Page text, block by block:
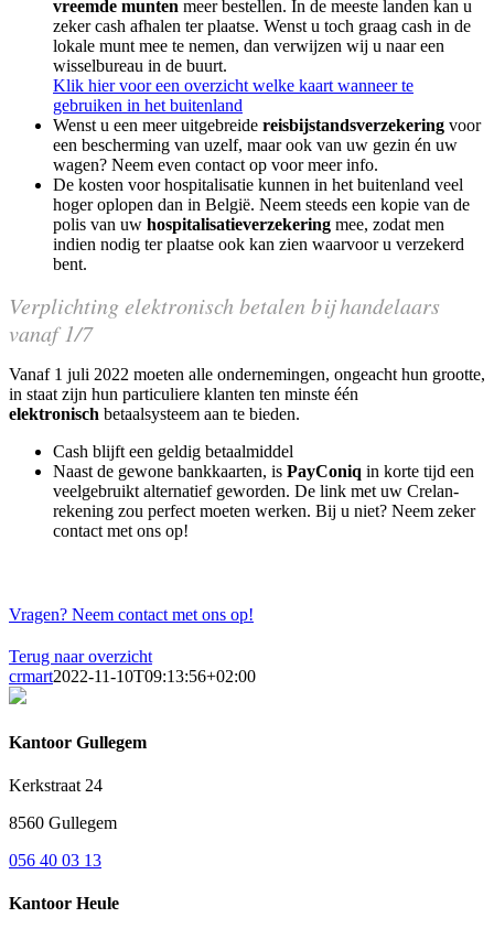
vreemde munten meer bestellen. In de meeste landen kan u
zeker cash afhalen ter plaatse. Wenst u toch graag cash in de
lokale munt mee te nemen, dan verwijzen wij u naar een
wisselbureau in de buurt.
Klik hier voor een overzicht welke kaart wanneer te
gebruiken in het buitenland
Wenst u een meer uitgebreide reisbijstandsverzekering voor
een bescherming van uzelf, maar ook van uw gezin én uw
wagen? Neem even contact op voor meer info.
De kosten voor hospitalisatie kunnen in het buitenland veel
hoger oplopen dan in België. Neem steeds een kopie van de
polis van uw hospitalisatieverzekering mee, zodat men
indien nodig ter plaatse ook kan zien waarvoor u verzekerd
bent.
Verplichting elektronisch betalen bij handelaars
vanaf 1/7
Vanaf 1 juli 2022 moeten alle ondernemingen, ongeacht hun grootte,
in staat zijn hun particuliere klanten ten minste één
elektronisch betaalsysteem aan te bieden.
Cash blijft een geldig betaalmiddel
Naast de gewone bankkaarten, is PayConiq in korte tijd een
veelgebruikt alternatief geworden. De link met uw Crelan-
rekening zou perfect moeten werken. Bij u niet? Neem zeker
contact met ons op!
Vragen? Neem contact met ons op!
Terug naar overzicht
crmart2022-11-10T09:13:56+02:00
Kantoor Gullegem
Kerkstraat 24
8560 Gullegem
056 40 03 13
Kantoor Heule